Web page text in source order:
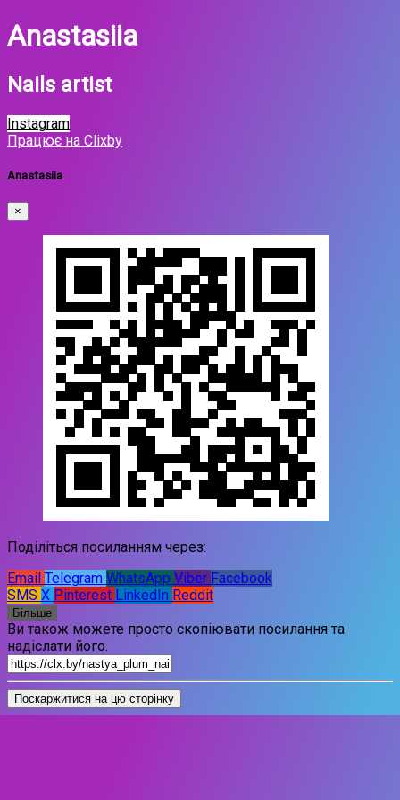
Anastasiia
Nails artist
Instagram
Працює на Clixby
Anastasiia
×
Поділіться посиланням через:
Email Telegram WhatsApp Viber Facebook
SMS X Pinterest LinkedIn Reddit
Більше
Ви також можете просто скопіювати посилання та
надіслати його.
Поскаржитися на цю сторінку